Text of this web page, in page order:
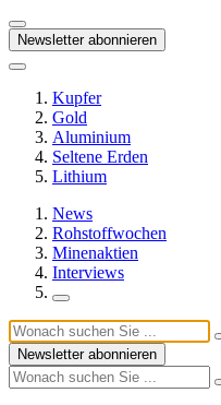
Newsletter abonnieren
Kupfer
Gold
Aluminium
Seltene Erden
Lithium
News
Rohstoffwochen
Minenaktien
Interviews
Newsletter abonnieren